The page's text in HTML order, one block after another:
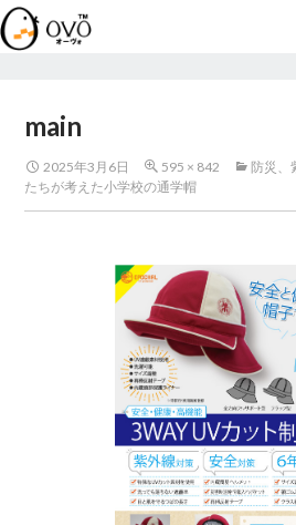
検
索
コ
main
2025年3月6日 595 × 842
防災
たちが考えた小学校の通学帽